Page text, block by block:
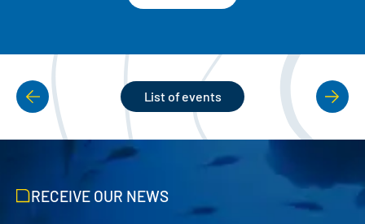
PAGINATION
List of events
RECEIVE OUR NEWS